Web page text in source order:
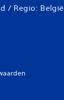
/ Regio: België